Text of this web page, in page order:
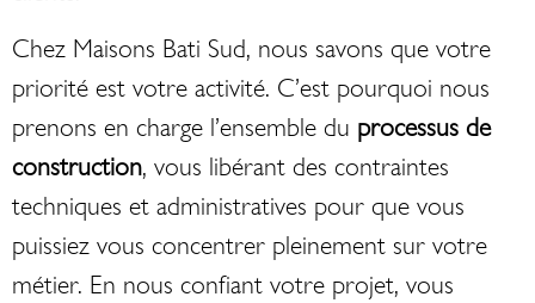
Chez Maisons Bati Sud, nous savons que votre
priorité est votre activité. C’est pourquoi nous
prenons en charge l’ensemble du processus de
construction, vous libérant des contraintes
techniques et administratives pour que vous
puissiez vous concentrer pleinement sur votre
métier. En nous confiant votre projet, vous